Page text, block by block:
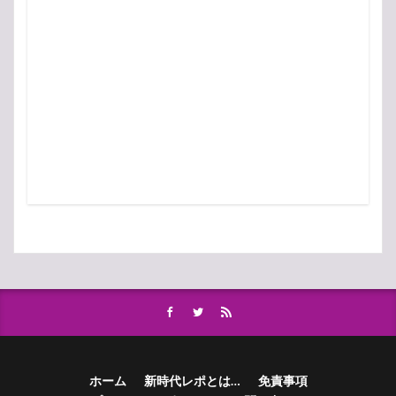
ホーム 新時代レポとは…
免責事項